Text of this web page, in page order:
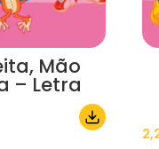
Mão
– Letra